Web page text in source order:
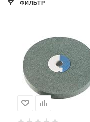
ФИЛЬТР